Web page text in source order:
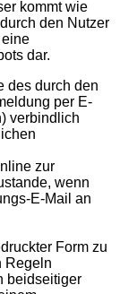
kommt wie
den Nutzer
dar.
des durch den
per E-
verbindlich
zur
wenn
E-Mail an
Form zu
Regeln
beidseitiger